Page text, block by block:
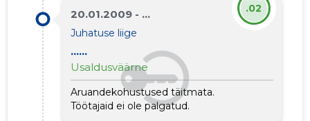
20.01.2009 - ...
Juhatuse liige
......
Usaldusväärne
Aruandekohustused täitmata.
Töötajaid ei ole palgatud.
.02